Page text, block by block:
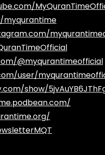
@myqurantimeofficial
user/
show/